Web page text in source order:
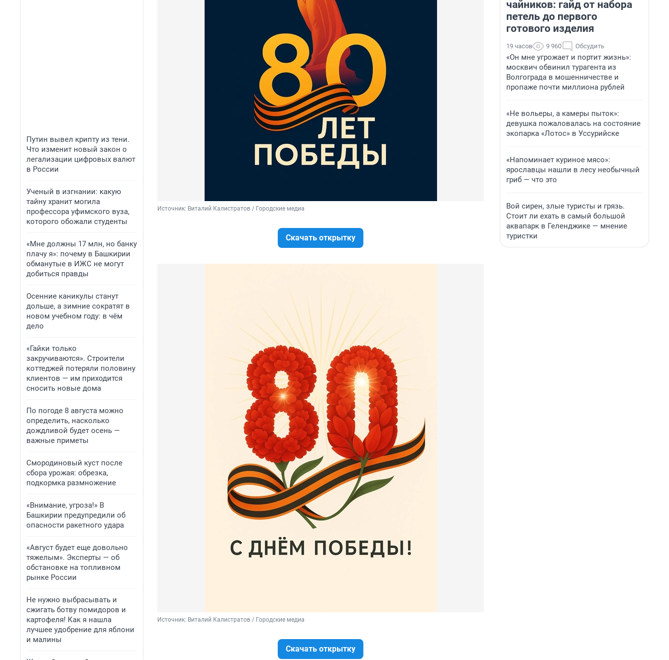
Путин вывел крипту из тени.
Что изменит новый закон о
легализации цифровых валют
в России
Ученый в изгнании: какую
тайну хранит могила
профессора уфимского вуза,
которого обожали студенты
«Мне должны 17 млн, но банку
плачу я»: почему в Башкирии
обманутые в ИЖС не могут
добиться правды
Осенние каникулы станут
дольше, а зимние сократят в
новом учебном году: в чём
дело
«Гайки только
закручиваются». Строители
коттеджей потеряли половину
клиентов — им приходится
сносить новые дома
По погоде 8 августа можно
определить, насколько
дождливой будет осень —
важные приметы
Смородиновый куст после
сбора урожая: обрезка,
подкормка размножение
«Внимание, угроза!» В
Башкирии предупредили об
опасности ракетного удара
«Август будет еще довольно
тяжелым». Эксперты — об
обстановке на топливном
рынке России
Не нужно выбрасывать и
сжигать ботву помидоров и
картофеля! Как я нашла
лучшее удобрение для яблони
и малины
Источник: Виталий Калистратов / Городские медиа
Скачать открытку
Источник: Виталий Калистратов / Городские медиа
Скачать открытку
чайников: гайд от набора
петель до первого
готового изделия
19 часов 9 960 Обсудить
«Он мне угрожает и портит жизнь»:
москвич обвинил турагента из
Волгограда в мошенничестве и
пропаже почти миллиона рублей
«Не вольеры, а камеры пыток»:
девушка пожаловалась на состояние
экопарка «Лотос» в Уссурийске
«Напоминает куриное мясо»:
ярославцы нашли в лесу необычный
гриб — что это
Вой сирен, злые туристы и грязь.
Стоит ли ехать в самый большой
аквапарк в Геленджике — мнение
туристки